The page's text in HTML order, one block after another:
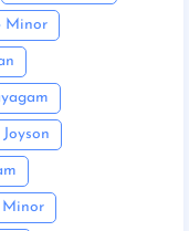
Minor
Minor